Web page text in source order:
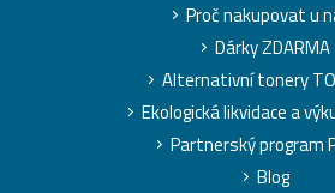
Proč nakupovat u
Dárky ZDARMA
Alternativní tonery
Ekologická likvidace a
Partnerský program
Blog